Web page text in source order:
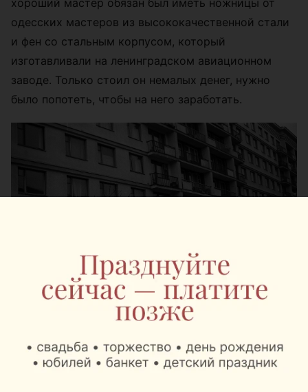
одесских мастеров из высококачественной стали
и фен со стальным корпусом, который
изготавливали на ленинградском авиационном
заводе. Только стоил он немалых денег, нужно
было попотеть, чтобы на него заработать.
Салон красоты в 1960-е годы